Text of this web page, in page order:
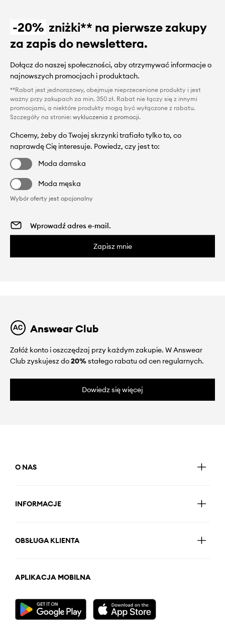
-20% zniżki** na pierwsze zakupy
za zapis do newslettera.
Dołącz do naszej społeczności, aby otrzymywać informacje o
najnowszych promocjach i produktach.
**Rabat jest jednorazowy, obejmuje nieprzecenione produkty i jest
ważny przy zakupach za min. 350 zł. Rabat nie łączy się z innymi
promocjami, a niektóre produkty mogą być wyłączone z rabatu.
Szczegóły na stronie: wykluczenia z promocji.
Chcemy, żeby do Twojej skrzynki trafiało tylko to, co
naprawdę Cię interesuje. Powiedz, czy jest to:
Moda damska
Moda męska
Wybór oferty jest opcjonalny
Zapisz mnie
Answear Club
Załóż konto i oszczędzaj przy każdym zakupie. W Answear
Club zyskujesz do20%stałego rabatu od cen regularnych.
Dowiedz się więcej
O NAS
INFORMACJE
OBSŁUGA KLIENTA
APLIKACJA MOBILNA